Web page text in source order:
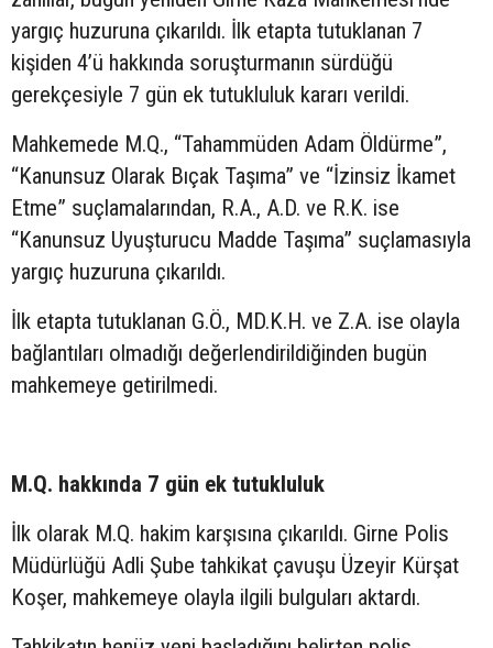
yargıç huzuruna çıkarıldı. İlk etapta tutuklanan 7
kişiden 4’ü hakkında soruşturmanın sürdüğü
gerekçesiyle 7 gün ek tutukluluk kararı verildi.
Mahkemede M.Q., “Tahammüden Adam Öldürme”,
“Kanunsuz Olarak Bıçak Taşıma” ve “İzinsiz İkamet
Etme” suçlamalarından, R.A., A.D. ve R.K. ise
“Kanunsuz Uyuşturucu Madde Taşıma” suçlamasıyla
yargıç huzuruna çıkarıldı.
İlk etapta tutuklanan G.Ö., MD.K.H. ve Z.A. ise olayla
bağlantıları olmadığı değerlendirildiğinden bugün
mahkemeye getirilmedi.
M.Q. hakkında 7 gün ek tutukluluk
İlk olarak M.Q. hakim karşısına çıkarıldı. Girne Polis
Müdürlüğü Adli Şube tahkikat çavuşu Üzeyir Kürşat
Koşer, mahkemeye olayla ilgili bulguları aktardı.